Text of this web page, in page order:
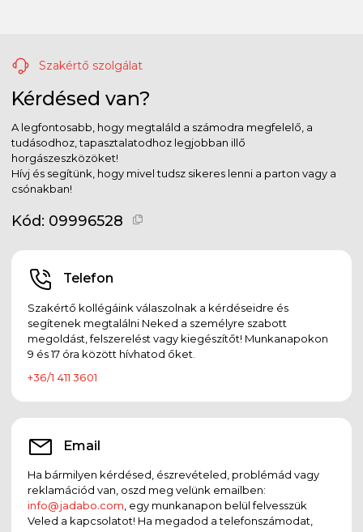
Szakértő szolgálat
Kérdésed van?
A legfontosabb, hogy megtaláld a számodra megfelelő, a
tudásodhoz, tapasztalatodhoz legjobban illő
horgászeszközöket!
Hívj és segítünk, hogy mivel tudsz sikeres lenni a parton vagy a
csónakban!
Kód: 09996528
Telefon
Szakértő kollégáink válaszolnak a kérdéseidre és
segítenek megtalálni Neked a személyre szabott
megoldást, felszerelést vagy kiegészítőt! Munkanapokon
9 és 17 óra között hívhatod őket.
+36/1 411 3601
Email
Ha bármilyen kérdésed, észrevételed, problémád vagy
reklamációd van, oszd meg velünk emailben:
info@jadabo.com, egy munkanapon belül felvesszük
Veled a kapcsolatot! Ha megadod a telefonszámodat,